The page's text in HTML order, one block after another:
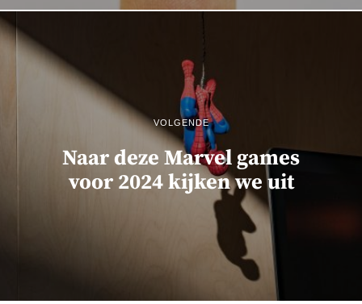
VOLGENDE
Naar deze Marvel games
voor 2024 kijken we uit